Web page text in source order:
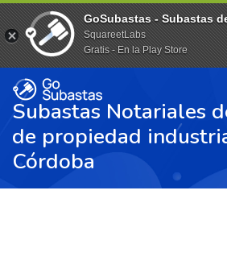
Subastas Notariales
de propiedad
Córdoba
GoSubastas - Subastas
SquareetLabs
Gratis - En la Play Store